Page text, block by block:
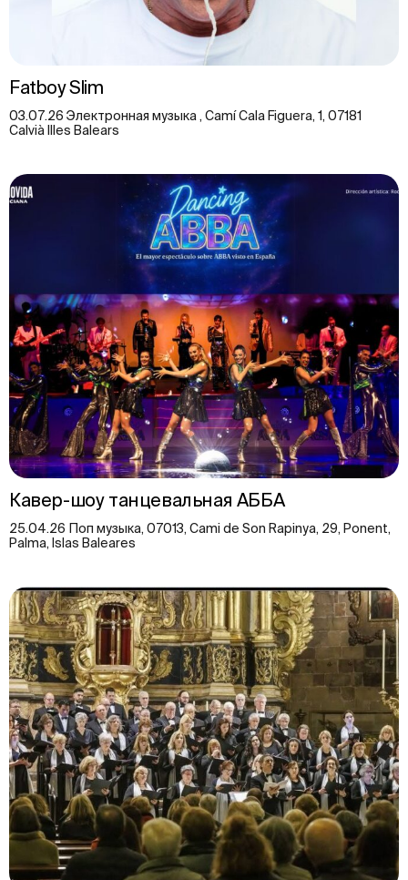
Fatboy Slim
03.07.26 Электронная музыка , Camí Cala Figuera, 1, 07181
Calvià Illes Balears
Кавер-шоу танцевальная АББА
25.04.26 Поп музыка, 07013, Cami de Son Rapinya, 29, Ponent,
Palma, Islas Baleares